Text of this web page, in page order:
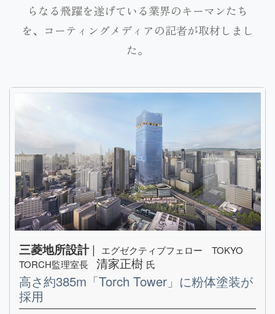
らなる飛躍を遂げている業界のキーマンたち
を、コーティングメディアの記者が取材しまし
た。
三菱地所設計|
エグゼクティブフェロー TOKYO
TORCH監理室長
清家正樹 氏
高さ約385m「Torch Tower」に粉体塗装が
採用